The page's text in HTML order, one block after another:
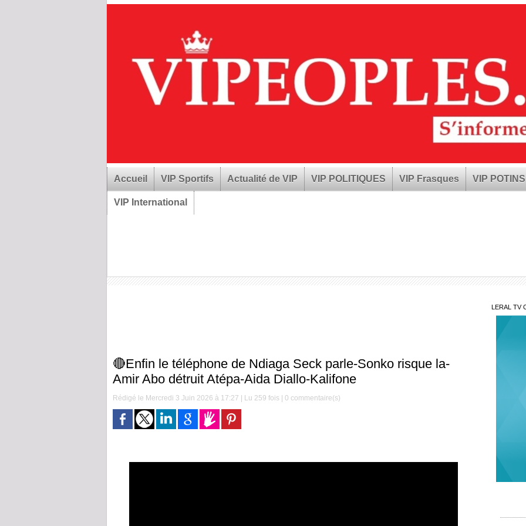
Accueil VIP Sportifs Actualité de VIP VIP POLITIQUES VIP Frasques VIP POTINS
VIP International
🔴Enfin le téléphone de Ndiaga Seck parle-Sonko risque la-
Amir Abo détruit Atépa-Aida Diallo-Kalifone
Rédigé le Mercredi 3 Juin 2026 à 17:27 | Lu 259 fois | 0 commentaire(s)
LERAL TV